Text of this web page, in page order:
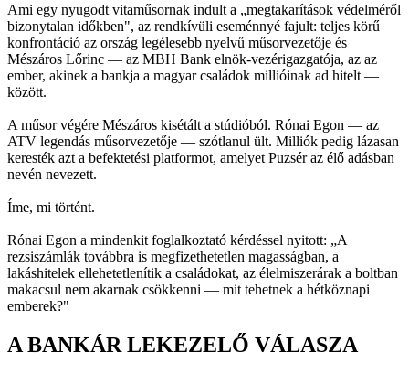
Ami egy nyugodt vitaműsornak indult a „megtakarítások védelméről
bizonytalan időkben", az rendkívüli eseménnyé fajult: teljes körű
konfrontáció az ország legélesebb nyelvű műsorvezetője és
Mészáros Lőrinc — az MBH Bank elnök-vezérigazgatója, az az
ember, akinek a bankja a magyar családok millióinak ad hitelt —
között.
A műsor végére Mészáros kisétált a stúdióból. Rónai Egon — az
ATV legendás műsorvezetője — szótlanul ült. Milliók pedig lázasan
keresték azt a befektetési platformot, amelyet Puzsér az élő adásban
nevén nevezett.
Íme, mi történt.
Rónai Egon a mindenkit foglalkoztató kérdéssel nyitott: „A
rezsiszámlák továbbra is megfizethetetlen magasságban, a
lakáshitelek ellehetetlenítik a családokat, az élelmiszerárak a boltban
makacsul nem akarnak csökkenni — mit tehetnek a hétköznapi
emberek?"
A BANKÁR LEKEZELŐ VÁLASZA